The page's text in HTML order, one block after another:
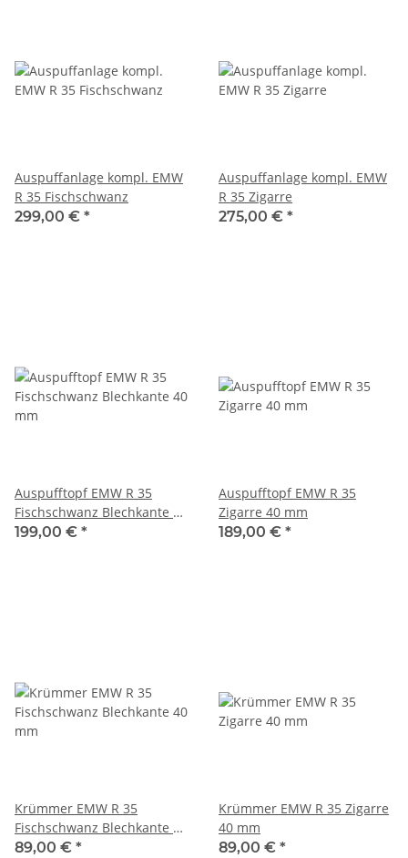
Auspuffanlage kompl. EMW
R 35 Fischschwanz
299,00 € *
Auspuffanlage kompl. EMW
R 35 Zigarre
275,00 € *
Auspufftopf EMW R 35
Fischschwanz Blechkante 40
mm
199,00 € *
Auspufftopf EMW R 35
Zigarre 40 mm
189,00 € *
Krümmer EMW R 35
Fischschwanz Blechkante 40
mm
89,00 € *
Krümmer EMW R 35 Zigarre
40 mm
89,00 € *